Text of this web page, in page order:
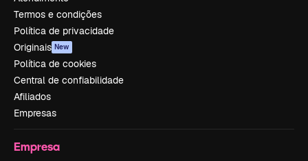
Termos e condições
Política de privacidade
Originais New
Política de cookies
Central de confiabilidade
Afiliados
Empresas
Empresa